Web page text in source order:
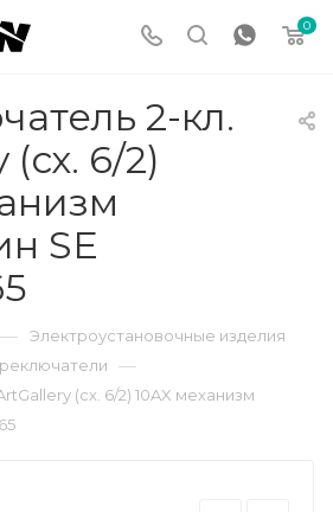
0
2-кл.
6/2)
SE
— Электроустановочные изделия
—
(сх. 6/2) 10AX механизм